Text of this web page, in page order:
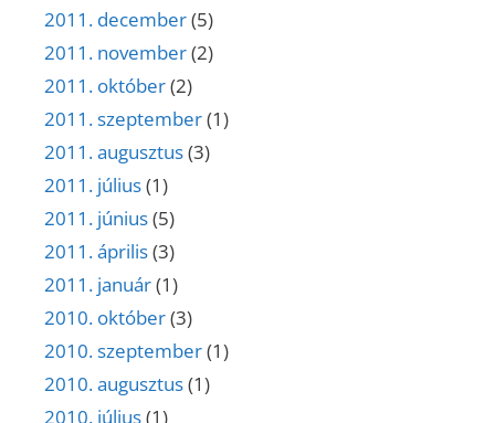
2011. december(5)
2011. november(2)
2011. október(2)
2011. szeptember(1)
2011. augusztus(3)
2011. július(1)
2011. június(5)
2011. április(3)
2011. január(1)
2010. október(3)
2010. szeptember(1)
2010. augusztus(1)
2010. július(1)